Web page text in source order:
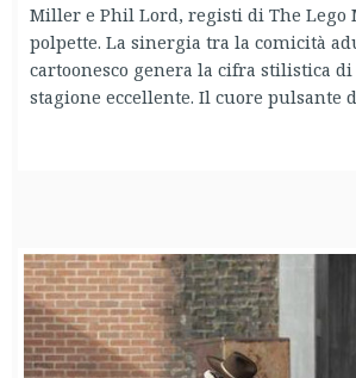
Miller e Phil Lord, registi di The Lego
polpette. La sinergia tra la comicità
cartoonesco genera la cifra stilistica
stagione eccellente. Il cuore pulsante